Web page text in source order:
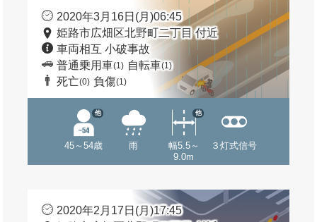
2020年3月16日(月)06:45
姫路市広畑区北野町二丁目 付近
車両相互 小破事故
普通乗用車(1) 自転車(1)
死亡(0) 負傷(1)
45～54歳
他
雨
幅5.5～
9.0m
他
３灯式信号
2020年2月17日(月)17:45